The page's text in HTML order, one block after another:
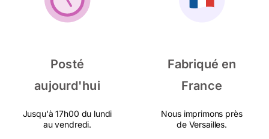
Posté
aujourd'hui
Jusqu'à 17h00 du lundi
au vendredi.
Fabriqué en
France
Nous imprimons près
de Versailles.